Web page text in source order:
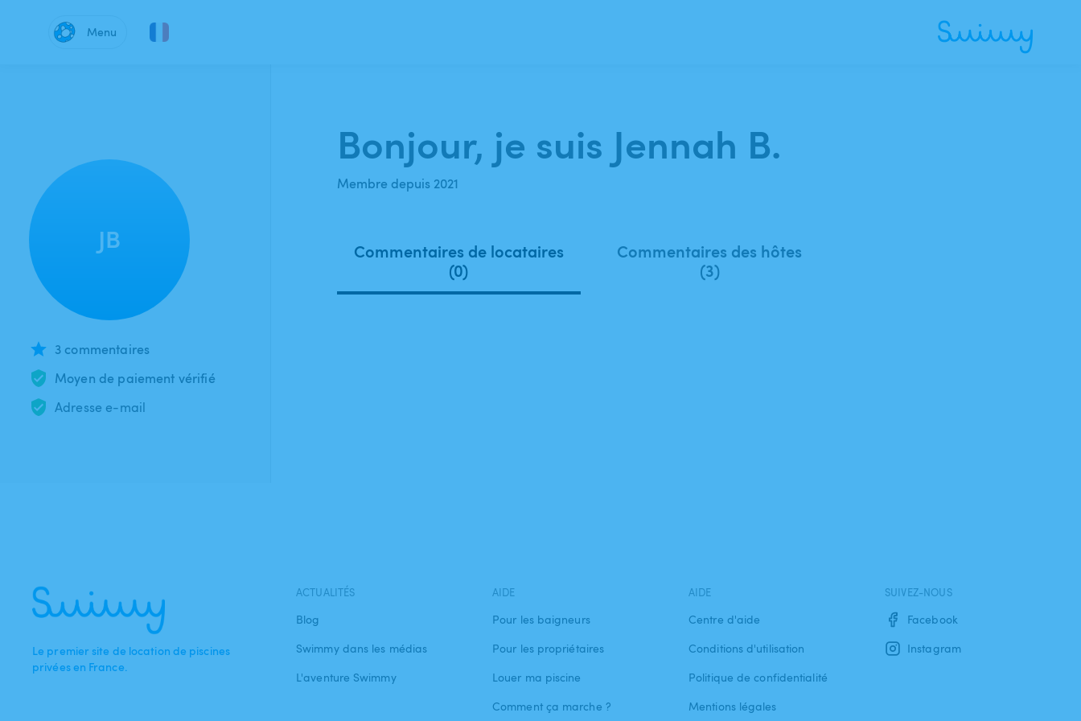
Menu
JB
3 commentaires
Moyen de paiement vérifié
Adresse e-mail
Bonjour, je suis Jennah B.
Membre depuis 2021
Commentaires de locataires
(0)
Commentaires des hôtes
(3)
Le premier site de location de piscines
privées en France.
ACTUALITÉS
Blog
Swimmy dans les médias
L'aventure Swimmy
AIDE
Pour les baigneurs
Pour les propriétaires
Louer ma piscine
Comment ça marche ?
AIDE
Centre d'aide
Conditions d'utilisation
Politique de confidentialité
Mentions légales
SUIVEZ-NOUS
Facebook
Instagram